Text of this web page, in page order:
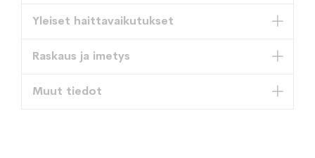
Yleiset haittavaikutukset
Raskaus ja imetys
Muut tiedot